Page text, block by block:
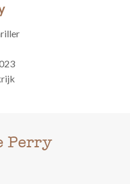
Perry